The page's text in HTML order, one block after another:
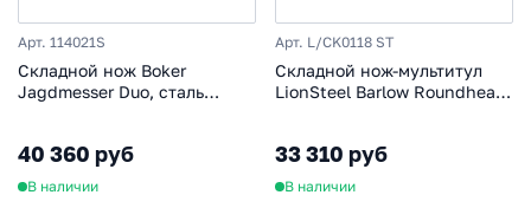
Арт. 114021S
Складной нож Boker
Jagdmesser Duo, сталь
40 360 руб
В наличии
Арт. L/CK0118 ST
Складной нож-мультитул
LionSteel Barlow Roundhead,
33 310 руб
В наличии